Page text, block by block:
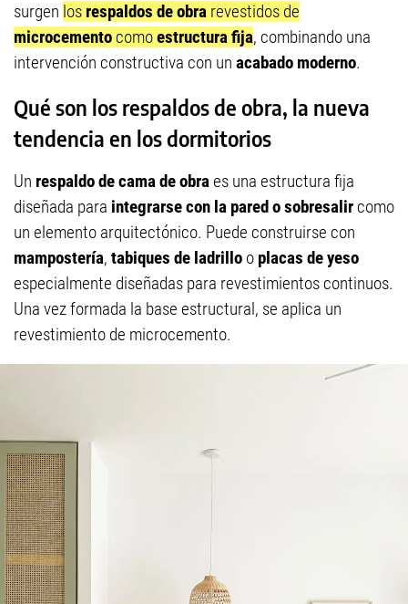
surgen los respaldos de obra revestidos de
microcemento comoestructura fija, combinando una
intervención constructiva con un acabado moderno.
Qué son los respaldos de obra, la nueva
tendencia en los dormitorios
Un respaldo de camade obraes una estructura fija
diseñada para integrarse con la pared o sobresalir como
un elemento arquitectónico. Puede construirse con
mampostería, tabiques de ladrillo o placas de yeso
especialmente diseñadas para revestimientos continuos.
Una vez formada la base estructural, se aplica un
revestimiento de microcemento.